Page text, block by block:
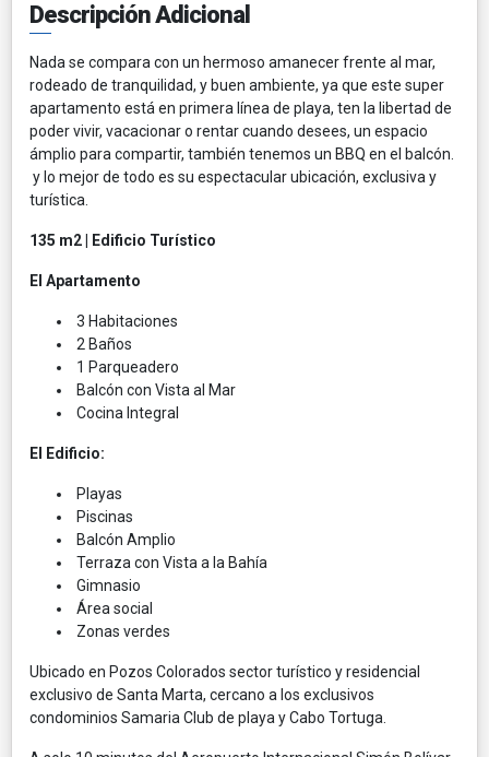
Descripción Adicional
Nada se compara con un hermoso amanecer frente al mar,
rodeado de tranquilidad, y buen ambiente, ya que este super
apartamento está en primera línea de playa, ten la libertad de
poder vivir, vacacionar o rentar cuando desees, un espacio
ámplio para compartir, también tenemos un BBQ en el balcón.
y lo mejor de todo es su espectacular ubicación, exclusiva y
turística.
135 m2 | Edificio Turístico
El Apartamento
3 Habitaciones
2 Baños
1 Parqueadero
Balcón con Vista al Mar
Cocina Integral
El Edificio:
Playas
Piscinas
Balcón Amplio
Terraza con Vista a la Bahía
Gimnasio
Área social
Zonas verdes
Ubicado en Pozos Colorados sector turístico y residencial
exclusivo de Santa Marta, cercano a los exclusivos
condominios Samaria Club de playa y Cabo Tortuga.